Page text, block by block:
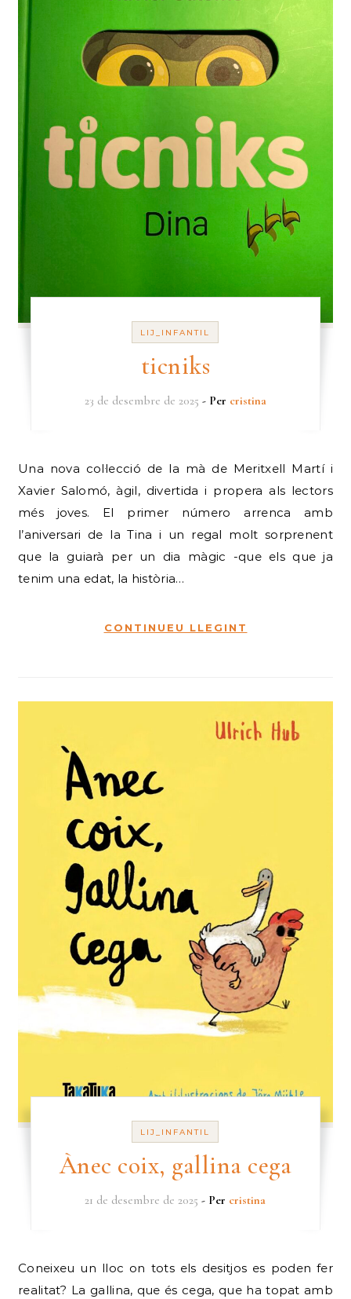
LIJ_INFANTIL
ticniks
23 de desembre de 2025 - Per cristina
Una nova col·lecció de la mà de Meritxell Martí i
Xavier Salomó, àgil, divertida i propera als lectors
més joves. El primer número arrenca amb
l’aniversari de la Tina i un regal molt sorprenent
que la guiarà per un dia màgic -que els que ja
tenim una edat, la història…
CONTINUEU LLEGINT
LIJ_INFANTIL
Ànec coix, gallina cega
21 de desembre de 2025 - Per cristina
Coneixeu un lloc on tots els desitjos es poden fer
realitat? La gallina, que és cega, que ha topat amb